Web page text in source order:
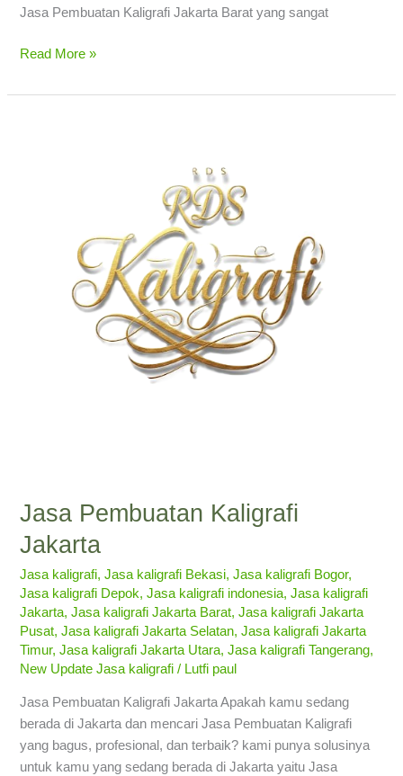
Jasa Pembuatan Kaligrafi Jakarta Barat yang sangat
Read More »
Jasa Pembuatan Kaligrafi
Jakarta
Jasa kaligrafi,Jasa kaligrafi Bekasi,Jasa kaligrafi Bogor,
Jasa kaligrafi Depok,Jasa kaligrafi indonesia,Jasa kaligrafi
Jakarta,Jasa kaligrafi Jakarta Barat,Jasa kaligrafi Jakarta
Pusat,Jasa kaligrafi Jakarta Selatan,Jasa kaligrafi Jakarta
Timur,Jasa kaligrafi Jakarta Utara,Jasa kaligrafi Tangerang,
New Update Jasa kaligrafi / Lutfi paul
Jasa Pembuatan Kaligrafi Jakarta Apakah kamu sedang
berada di Jakarta dan mencari Jasa Pembuatan Kaligrafi
yang bagus, profesional, dan terbaik? kami punya solusinya
untuk kamu yang sedang berada di Jakarta yaitu Jasa